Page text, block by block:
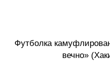
Футболка
вечно»